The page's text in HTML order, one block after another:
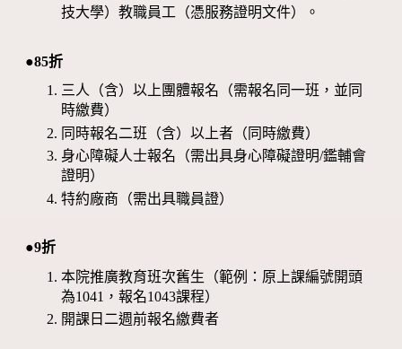
技大學）教職員工（憑服務證明文件）。
●85折
三人（含）以上團體報名（需報名同一班，並同
時繳費）
同時報名二班（含）以上者（同時繳費）
身心障礙人士報名（需出具身心障礙證明/鑑輔會
證明）
特約廠商（需出具職員證）
●9折
本院推廣教育班次舊生（範例：原上課編號開頭
為1041，報名1043課程）
開課日二週前報名繳費者